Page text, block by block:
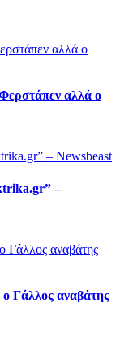
αλλά ο
–
Γάλλος αναβάτης